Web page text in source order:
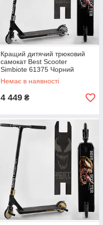
Кращий дитячий трюковий
самокат Best Scooter
Simbiote 61375 Чорний
Якісний надійний самокат
для трюків
Немає в наявності
4 449 ₴